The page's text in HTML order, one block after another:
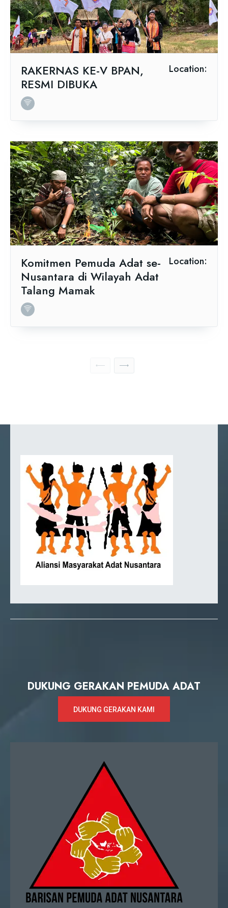
RAKERNAS KE-V BPAN,
RESMI DIBUKA
Location:
Komitmen Pemuda Adat se-
Nusantara di Wilayah Adat
Talang Mamak
Location:
DUKUNG GERAKAN PEMUDA ADAT
DUKUNG GERAKAN KAMI